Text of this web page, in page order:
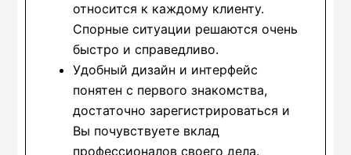
относится к каждому клиенту.
Спорные ситуации решаются очень
быстро и справедливо.
Удобный дизайн и интерфейс
понятен с первого знакомства,
достаточно зарегистрироваться и
Вы почувствуете вклад
профессионалов своего дела.